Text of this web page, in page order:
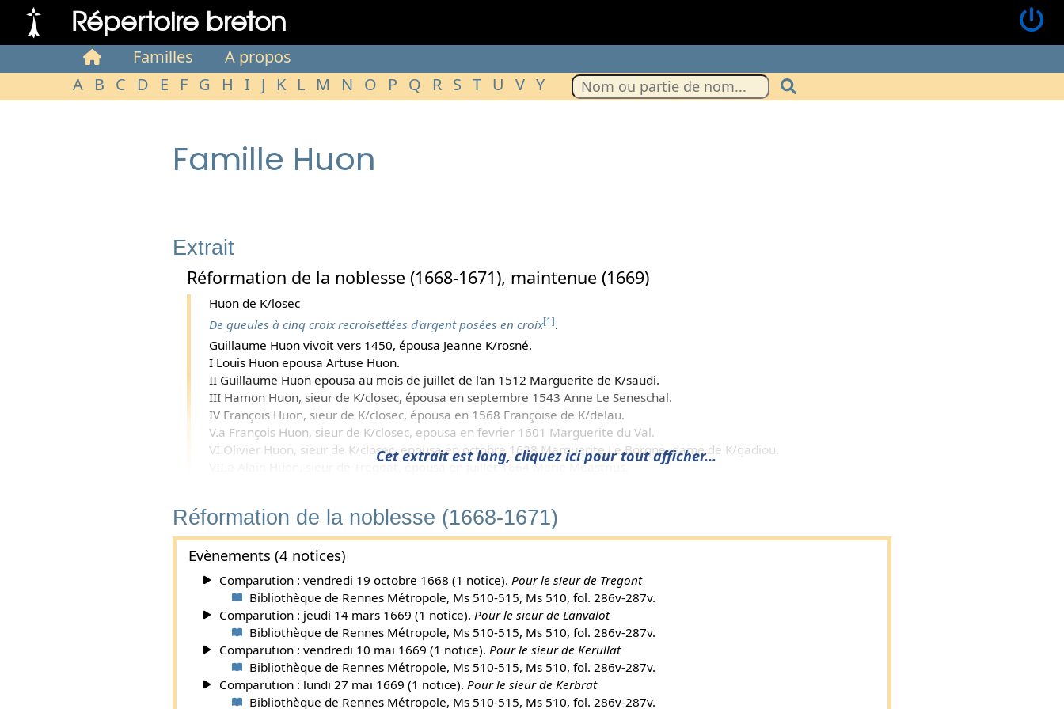
Répertoire breton
Familles
A propos
A B C D E F G H I J K L M N O P Q R S T U V Y
Famille Huon
Extrait
Réformation de la noblesse (1668-1671), maintenue (1669)
Huon de K/losec
De gueules à cinq croix recroisettées d'argent posées en croix[1].
Guillaume Huon vivoit vers 1450, épousa Jeanne K/rosné.
I Louis Huon epousa Artuse Huon.
II Guillaume Huon epousa au mois de juillet de l'an 1512 Marguerite de K/saudi.
III Hamon Huon, sieur de K/closec, épousa en septembre 1543 Anne Le Seneschal.
IV François Huon, sieur de K/closec, épousa en 1568 Françoise de K/delau.
V.a François Huon, sieur de K/closec, epousa en fevrier 1601 Marguerite du Val.
VI Olivier Huon, sieur de K/closec, epousa en octobre 1628 Marguerite Le Borgne, dame de K/gadiou.
VII.a Alain Huon, sieur de Tregoat, épousa en juillet 1664 Marie Meastrius.
VI.a François Huon, sieur de K/bras, épousa Anne du Clusiou.
VII.a Jaques Huon, sieur de K/ullat.
VII.b François Huon, sieur de K/nisan.
VII Jean Huon, sieur de K/alahun.
Ils ont été declarez nobles d'ancienne extraction par arrest rendu en la Chambre de la reformation le 6 juin 1669. M.
Denyau raporteur.
Notes
Ce sont les armes desHuon de Keresellec.
Cet extrait est long, cliquez ici pour tout afficher...
Réformation de la noblesse (1668-1671)
Evènements (4 notices)
Comparution : vendredi 19 octobre 1668 (1 notice). Pour le sieur de Tregont
Bibliothèque de Rennes Métropole, Ms 510-515, Ms 510, fol. 286v-287v.
Comparution : jeudi 14 mars 1669 (1 notice). Pour le sieur de Lanvalot
Bibliothèque de Rennes Métropole, Ms 510-515, Ms 510, fol. 286v-287v.
Comparution : vendredi 10 mai 1669 (1 notice). Pour le sieur de Kerullat
Bibliothèque de Rennes Métropole, Ms 510-515, Ms 510, fol. 286v-287v.
Comparution : lundi 27 mai 1669 (1 notice). Pour le sieur de Kerbrat
Bibliothèque de Rennes Métropole, Ms 510-515, Ms 510, fol. 286v-287v.